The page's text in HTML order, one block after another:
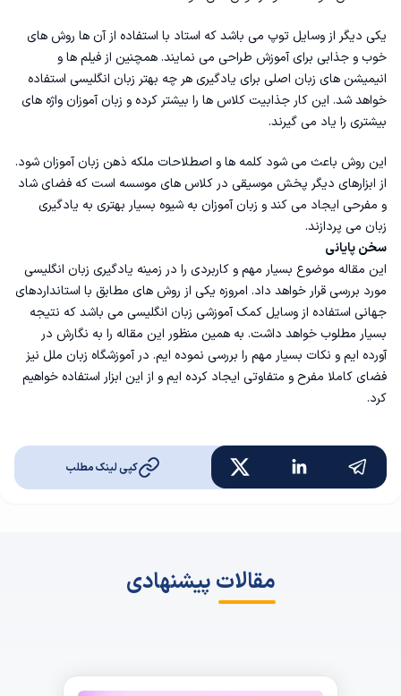
یکی دیگر از وسایل توپ می باشد که استاد با استفاده از آن ها روش های
خوب و جذابی برای آموزش طراحی می نمایند. همچنین از فیلم ها و
انیمیشن های زبان اصلی برای یادگیری هر چه بهتر زبان انگلیسی استفاده
خواهد شد. این کار جذابیت کلاس ها را بیشتر کرده و زبان آموزان واژه های
بیشتری را یاد می گیرند.
این روش باعث می شود کلمه ها و اصطلاحات ملکه ذهن زبان آموزان شود.
از ابزارهای دیگر پخش موسیقی در کلاس های موسسه است که فضای شاد
و مفرحی ایجاد می کند و زبان آموزان به شیوه بسیار بهتری به یادگیری
زبان می پردازند.
سخن پایانی
این مقاله موضوع بسیار مهم و کاربردی را در زمینه یادگیری زبان انگلیسی
مورد بررسی قرار خواهد داد. امروزه یکی از روش های مطابق با استانداردهای
جهانی استفاده از وسایل کمک آموزشی زبان انگلیسی می باشد که نتیجه
بسیار مطلوب خواهد داشت. به همین منظور این مقاله را به نگارش در
آورده ایم و نکات بسیار مهم را بررسی نموده ایم. در آموزشگاه زبان ملل نیز
فضای کاملا مفرح و متفاوتی ایجاد کرده ایم و از این ابزار استفاده خواهیم
کرد.
کپی لینک مطلب
مقالات پیشنهادی